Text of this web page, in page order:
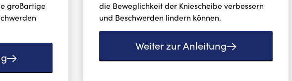
großartige
die Beweglichkeit der Kniescheibe verbessern
und Beschwerden lindern können.
Weiter zur Anleitung